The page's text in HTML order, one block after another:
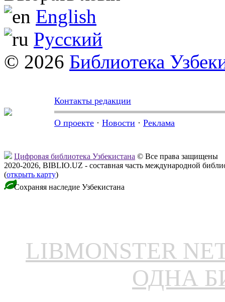
English
Русский
© 2026 Библиотека
Контакты редакции
О проекте · Новости · Реклама
Цифровая библиотека Узбекистана © Все права защищены
2020-2026, BIBLIO.UZ - составная часть международной
(открыть карту)
Сохраняя наследие Узбекистана
LIBMONSTER
ОДНА